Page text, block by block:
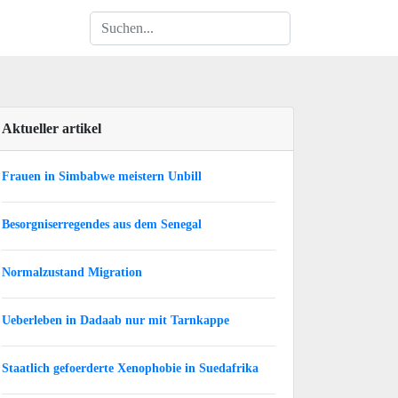
Aktueller artikel
Frauen in Simbabwe meistern Unbill
Besorgniserregendes aus dem Senegal
Normalzustand Migration
Ueberleben in Dadaab nur mit Tarnkappe
Staatlich gefoerderte Xenophobie in Suedafrika